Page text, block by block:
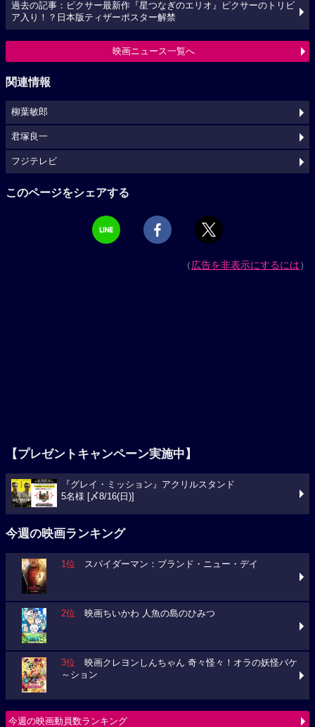
過去の記事：ピクサー最新作『星つなぎのエリオ』ピクサーのトリビ
ア入り！？日本版ティザーポスター解禁
映画ニュース一覧へ
関連情報
柳葉敏郎
君塚良一
フジテレビ
このページをシェアする
（広告を非表示にするには）
【プレゼントキャンペーン実施中】
『グレイ・ミッション』アクリルスタンド
5名様 [〆8/16(日)]
今週の映画ランキング
1位 スパイダーマン：ブランド・ニュー・デイ
2位 映画ちいかわ 人魚の島のひみつ
3位 映画クレヨンしんちゃん 奇々怪々！オラの妖怪バケ
～ション
今週の映画動員数ランキング